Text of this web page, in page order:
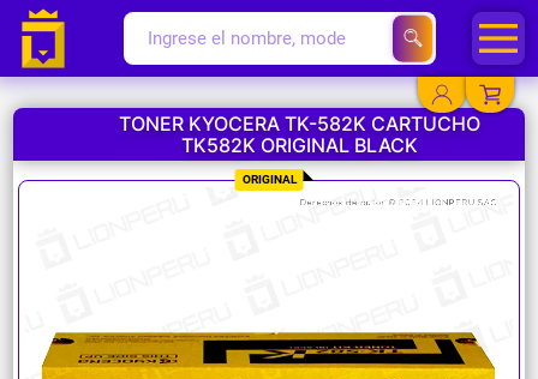
YA EXISTO
TONER KYOCERA TK-582K CARTUCHO
TK582K ORIGINAL BLACK
ORIGINAL